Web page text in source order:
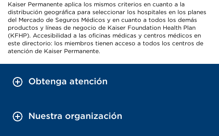
Kaiser Permanente aplica los mismos criterios en cuanto a la
distribución geográfica para seleccionar los hospitales en los planes
del Mercado de Seguros Médicos y en cuanto a todos los demás
productos y líneas de negocio de Kaiser Foundation Health Plan
(KFHP). Accesibilidad a las oficinas médicas y centros médicos en
este directorio: los miembros tienen acceso a todos los centros de
atención de Kaiser Permanente.
Obtenga atención
Nuestra organización